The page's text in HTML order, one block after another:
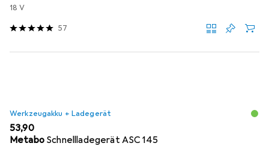
18 V
57
Werkzeugakku + Ladegerät
EUR
53,90
Metabo Schnellladegerät ASC 145